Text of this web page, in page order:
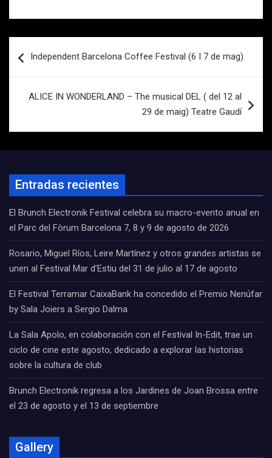
de
Independent Barcelona Coffee Festival (6 I 7 de mag)
ALICE IN WONDERLAND – The musical DEL ( del 12 al
29 de maig) Teatre Gaudí
Entradas recientes
El Brunch Electronik Festival celebra su macro-evento anual en
el Parc del Fòrum Barcelona 7, 8 y 9 de agosto de 2026
Rosario, Miguel Ríos, Leire Martínez y otros grandes artistas se
unen al Festival Mar d’Estiu del 31 de julio al 17 de agosto
El Festival Terramar CaixaBank ha concedido el Premio Nenúfar
by Sala Joiers a Sergio Dalma.
La Sala Apolo, en colaboración con el Festival In-Edit, trae un
ciclo de cine este agosto, dedicado a explorar las historias
sobre la cultura de club
Brunch Electronik regresa a los Jardines de Joan Brossa entre
el 23 de agosto y el 13 de septiembre
Gallery